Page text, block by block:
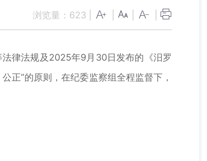
浏览量： 623
律法规及2025年9月30日发布的《汨罗
正”的原则，在纪委监察组全程监督下，